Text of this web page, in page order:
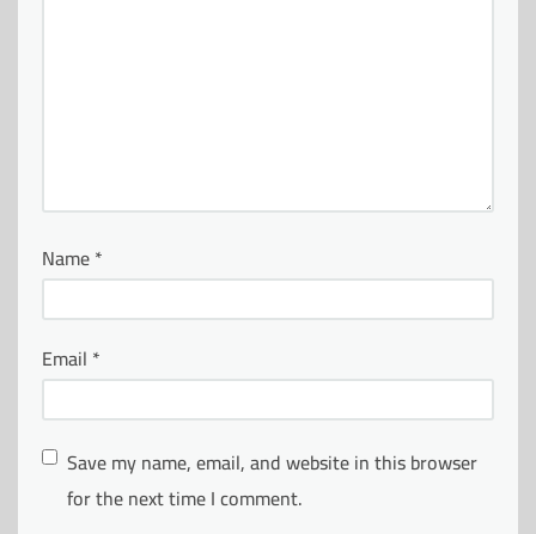
Name*
Email *
Save my name, email, and website in this browser
for the next time I comment.